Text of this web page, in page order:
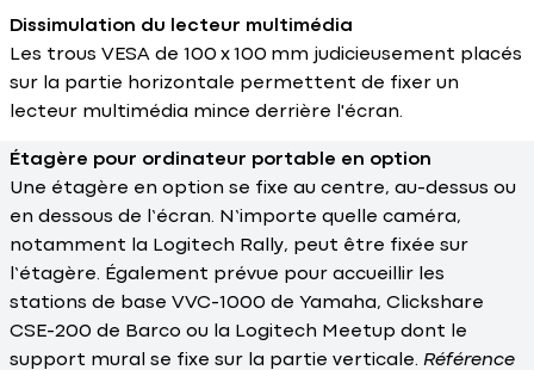
Dissimulation du lecteur multimédia
Les trous VESA de 100 x 100 mm judicieusement placés
sur la partie horizontale permettent de fixer un
lecteur multimédia mince derrière l'écran.
Étagère pour ordinateur portable en option
Une étagère en option se fixe au centre, au-dessus ou
en dessous de l’écran. N’importe quelle caméra,
notamment la Logitech Rally, peut être fixée sur
l’étagère. Également prévue pour accueillir les
stations de base VVC-1000 de Yamaha, Clickshare
CSE-200 de Barco ou la Logitech Meetup dont le
support mural se fixe sur la partie verticale. Référence